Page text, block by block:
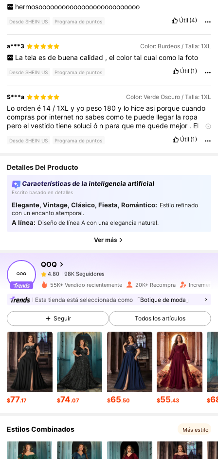
hermosoooooooooooooooooooooooooo
Desde SHEIN US Programa de puntos Útil (4)
a***3 Color: Burdeos / Talla: 1XL
La tela es de buena calidad , el color tal cual como la foto
Desde SHEIN US Programa de puntos Útil (1)
S***a Color: Verde Oscuro / Talla: 1XL
Loordené14 /1XLyyo peso180y lo hiceasi porquecuando
compras por internet nosabescomote puede llegar la ropa
peroelvestidotienesolució n paraque mequede mejor . El
vali
penaelprecio .
Desde SHEIN US Programa de puntos Útil (1)
Detalles Del Producto
Características de la inteligencia artificial
Escrito basado en detalles
Elegante, Vintage, Clásico, Fiesta, Romántico: Estilo refinado
con un encanto atemporal.
A línea: Diseño de línea A con una elegancia natural.
Ver más
QOQ
4.80 98K Seguidores
4.80
t***7 pagóHace 1 día
4.80 98K Seguidores
4.80 98K Seguidores
4.80 98K Seguidores
4.80 98K Seguidores
4.80 98K Seguidores
55K+ Vendido recientemente 20K+ Recompra
Esta tienda está seleccionada como 「Botique de moda」
Seguir Todos los artículos
$77.17 $74.07 $65.50 $55.43 $
Estilos Combinados Más estilo